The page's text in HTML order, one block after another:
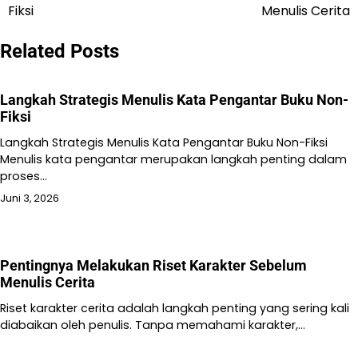
pos
Fiksi
Menulis Cerita
Related Posts
Langkah Strategis Menulis Kata Pengantar Buku Non-
Fiksi
Langkah Strategis Menulis Kata Pengantar Buku Non-Fiksi
Menulis kata pengantar merupakan langkah penting dalam
proses…
Juni 3, 2026
Pentingnya Melakukan Riset Karakter Sebelum
Menulis Cerita
Riset karakter cerita adalah langkah penting yang sering kali
diabaikan oleh penulis. Tanpa memahami karakter,…